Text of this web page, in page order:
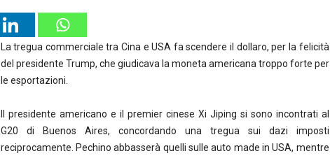
La tregua commerciale tra Cina e USA fa scendere il dollaro, per la felicità
del presidente Trump, che giudicava la moneta americana troppo forte per
le esportazioni.
Il presidente americano e il premier cinese Xi Jiping si sono incontrati al
G20 di Buenos Aires, concordando una tregua sui dazi imposti
reciprocamente. Pechino abbasserà quelli sulle auto made in USA, mentre